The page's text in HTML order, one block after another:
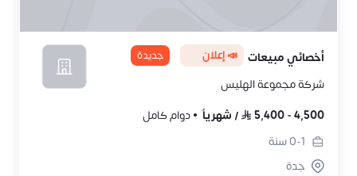
أخصائي مبيعات 📣 إعلان جديدة
شركة مجموعة الهليس
4,500
-
5,400
/ شهرياً
دوام كامل
0-1سنة
جدة